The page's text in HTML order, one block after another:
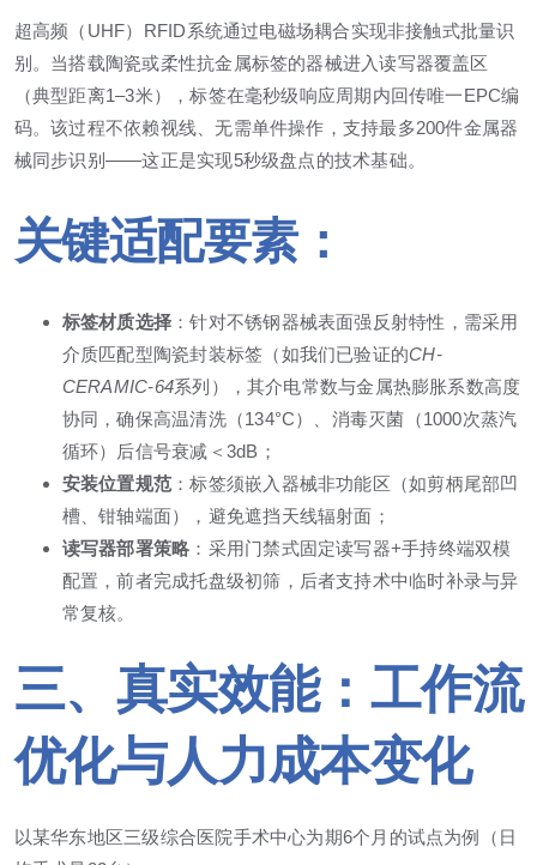
超高频（UHF）RFID系统通过电磁场耦合实现非接触式批量识
别。当搭载陶瓷或柔性抗金属标签的器械进入读写器覆盖区
（典型距离1–3米），标签在毫秒级响应周期内回传唯一EPC编
码。该过程不依赖视线、无需单件操作，支持最多200件金属器
械同步识别——这正是实现5秒级盘点的技术基础。
关键适配要素：
标签材质选择 ：针对不锈钢器械表面强反射特性，需采用
介质匹配型陶瓷封装标签（如我们已验证的CH-
CERAMIC-64系列），其介电常数与金属热膨胀系数高度
协同，确保高温清洗（134°C）、消毒灭菌（1000次蒸汽
循环）后信号衰减＜3dB；
安装位置规范 ：标签须嵌入器械非功能区（如剪柄尾部凹
槽、钳轴端面），避免遮挡天线辐射面；
读写器部署策略 ：采用门禁式固定读写器+手持终端双模
配置，前者完成托盘级初筛，后者支持术中临时补录与异
常复核。
三、真实效能：工作流
优化与人力成本变化
以某华东地区三级综合医院手术中心为期6个月的试点为例（日